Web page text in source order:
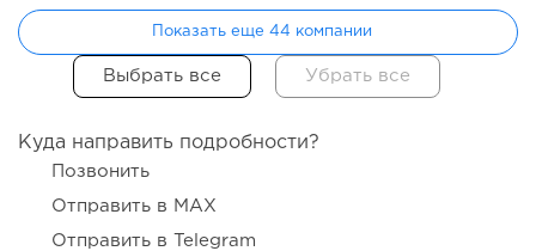
Показать еще 44 компании
Куда направить подробности?
Позвонить
Отправить в MAX
Отправить в Telegram